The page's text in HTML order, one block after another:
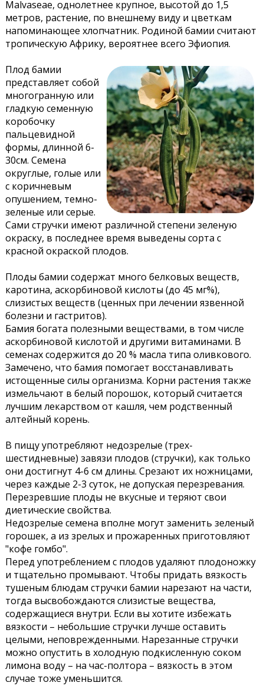
Malvaseae, однолетнее крупное, высотой до 1,5
метров, растение, по внешнему виду и цветкам
напоминающее хлопчатник. Родиной бамии считают
тропическую Африку, вероятнее всего Эфиопия.
Плод бамии
представляет собой
многогранную или
гладкую семенную
коробочку
пальцевидной
формы, длинной 6-
30см. Семена
округлые, голые или
с коричневым
опушением, темно-
зеленые или серые.
Сами стручки имеют различной степени зеленую
окраску, в последнее время выведены сорта с
красной окраской плодов.
Плоды бамии содержат много белковых веществ,
каротина, аскорбиновой кислоты (до 45 мг%),
слизистых веществ (ценных при лечении язвенной
болезни и гастритов).
Бамия богата полезными веществами, в том числе
аскорбиновой кислотой и другими витаминами. В
семенах содержится до 20 % масла типа оливкового.
Замечено, что бамия помогает восстанавливать
истощенные силы организма. Корни растения также
измельчают в белый порошок, который считается
лучшим лекарством от кашля, чем родственный
алтейный корень.
В пищу употребляют недозрелые (трех-
шестидневные) завязи плодов (стручки), как только
они достигнут 4-6 см длины. Срезают их ножницами,
через каждые 2-3 суток, не допуская перезревания.
Перезревшие плоды не вкусные и теряют свои
диетические свойства.
Недозрелые семена вполне могут заменить зеленый
горошек, а из зрелых и прожаренных приготовляют
"кофе гомбо".
Перед употреблением с плодов удаляют плодоножку
и тщательно промывают. Чтобы придать вязкость
тушеным блюдам стручки бамии нарезают на части,
тогда высвобождаются слизистые вещества,
содержащиеся внутри. Если вы хотите избежать
вязкости – небольшие стручки лучше оставить
целыми, неповрежденными. Нарезанные стручки
можно опустить в холодную подкисленную соком
лимона воду – на час-полтора – вязкость в этом
случае тоже уменьшится.